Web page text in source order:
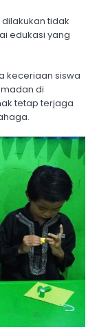
tidak
edukasi yang
keceriaan siswa
di
tetap terjaga